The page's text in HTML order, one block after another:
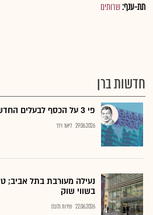
תת-ענף:שרותים
חדשות ברן
פי 3 על הכסף לבעלים החדש: מאחורי המהפך של ברן
29.06.2026 ליאור וידר
נעילה מעורבת בתל אביב;
בשווי שוק
22.06.2026 שירות גלובס